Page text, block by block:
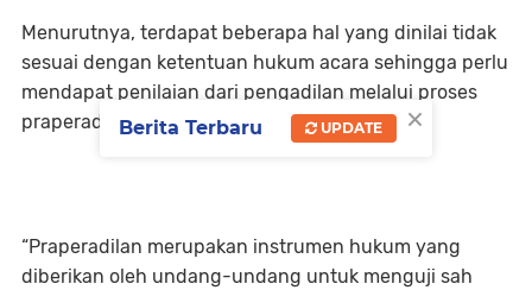
Menurutnya, terdapat beberapa hal yang dinilai tidak
sesuai dengan ketentuan hukum acara sehingga perlu
mendapat penilaian dari pengadilan melalui proses
praperadilan.
“Praperadilan merupakan instrumen hukum yang
diberikan oleh undang-undang untuk menguji sah
×
Berita Terbaru UPDATE